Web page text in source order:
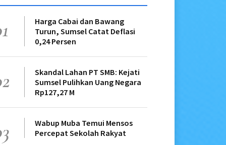
Harga Cabai dan Bawang
Turun, Sumsel Catat Deflasi
0,24 Persen
Skandal Lahan PT SMB: Kejati
Sumsel Pulihkan Uang Negara
Rp127,27 M
Wabup Muba Temui Mensos
Percepat Sekolah Rakyat